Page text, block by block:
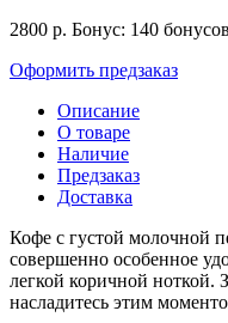
2800 р. Бонус: 140
Оформить предзаказ
Описание
О товаре
Наличие
Предзаказ
Доставка
Кофе с густой молочной
совершенно особенное
легкой коричной ноткой.
насладитесь этим